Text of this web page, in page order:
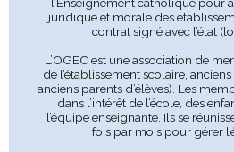
juridique et morale des
contrat signé avec l’état
L’OGEC est une association de
de l’établissement scolaire,
anciens parents d’élèves). Les
dans l’intérêt de l’école, des
l’équipe enseignante. Ils se
fois par mois pour gérer